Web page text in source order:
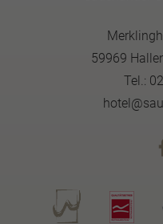
59969
Tel.: